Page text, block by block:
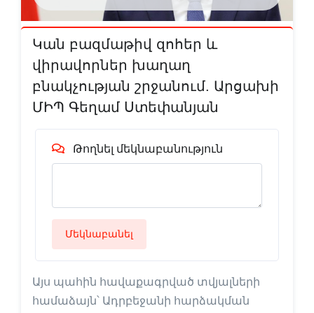
Կան բազմաթիվ զոհեր և
վիրավորներ խաղաղ
բնակչության շրջանում. Արցախի
ՄԻՊ Գեղամ Ստեփանյան
Թողնել մեկնաբանություն
Մեկնաբանել
Այս պահին հավաքագրված տվյալների
համաձայն՝ Ադրբեջանի հարձակման